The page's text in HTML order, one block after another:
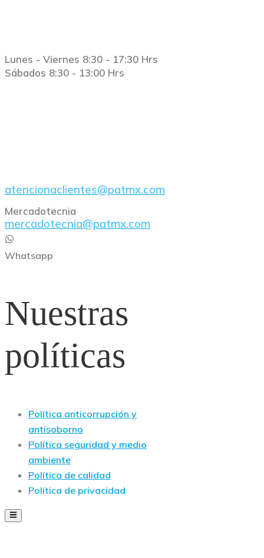
Lunes - Viernes 8:30 - 17:30 Hrs
Sábados 8:30 - 13:00 Hrs
atencionaclientes@patmx.com
Mercadotecnia
mercadotecnia@patmx.com
Whatsapp
Nuestras
políticas
Política anticorrupción y
antisoborno
Política seguridad y medio
ambiente
Política de calidad
Política de privacidad